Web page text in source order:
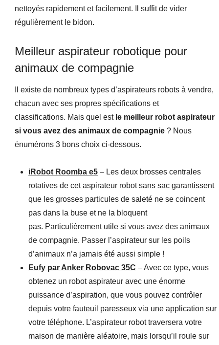
nettoyés rapidement et facilement. Il suffit de vider
régulièrement le bidon.
Meilleur aspirateur robotique pour
animaux de compagnie
Il existe de nombreux types d’aspirateurs robots à vendre,
chacun avec ses propres spécifications et
classifications. Mais quel est le meilleur robot aspirateur
si vous avez des animaux de compagnie ? Nous
énumérons 3 bons choix ci-dessous.
iRobot Roomba e5 – Les deux brosses centrales
rotatives de cet aspirateur robot sans sac garantissent
que les grosses particules de saleté ne se coincent
pas dans la buse et ne la bloquent
pas. Particulièrement utile si vous avez des animaux
de compagnie. Passer l’aspirateur sur les poils
d’animaux n’a jamais été aussi simple !
Eufy par Anker Robovac 35C – Avec ce type, vous
obtenez un robot aspirateur avec une énorme
puissance d’aspiration, que vous pouvez contrôler
depuis votre fauteuil paresseux via une application sur
votre téléphone. L’aspirateur robot traversera votre
maison de manière aléatoire, mais lorsqu’il roule sur